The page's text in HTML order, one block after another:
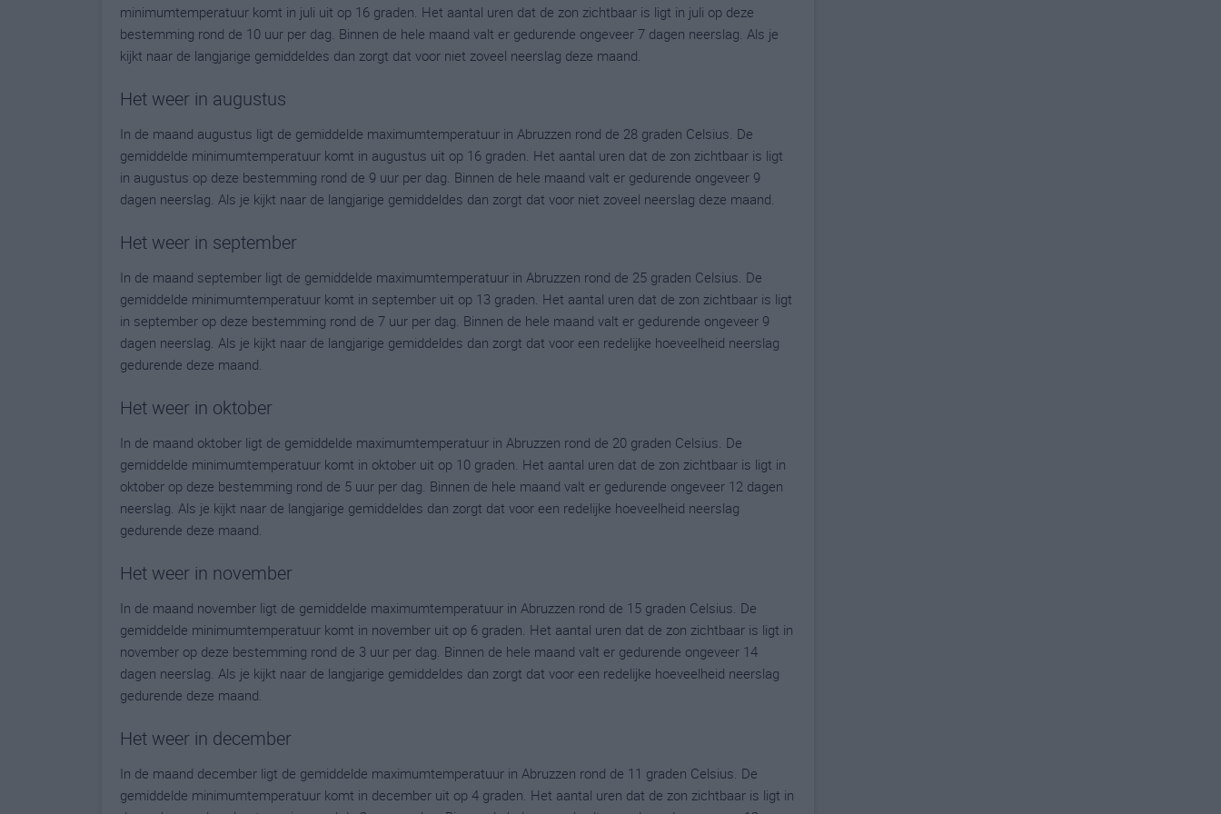
minimumtemperatuur komt in juli uit op 16 graden. Het aantal uren dat de zon zichtbaar is ligt in juli op deze
bestemming rond de 10 uur per dag. Binnen de hele maand valt er gedurende ongeveer 7 dagen neerslag. Als je
kijkt naar de langjarige gemiddeldes dan zorgt dat voor niet zoveel neerslag deze maand.
Het weer in augustus
In de maand augustus ligt de gemiddelde maximumtemperatuur in Abruzzen rond de 28 graden Celsius. De
gemiddelde minimumtemperatuur komt in augustus uit op 16 graden. Het aantal uren dat de zon zichtbaar is ligt
in augustus op deze bestemming rond de 9 uur per dag. Binnen de hele maand valt er gedurende ongeveer 9
dagen neerslag. Als je kijkt naar de langjarige gemiddeldes dan zorgt dat voor niet zoveel neerslag deze maand.
Het weer in september
In de maand september ligt de gemiddelde maximumtemperatuur in Abruzzen rond de 25 graden Celsius. De
gemiddelde minimumtemperatuur komt in september uit op 13 graden. Het aantal uren dat de zon zichtbaar is ligt
in september op deze bestemming rond de 7 uur per dag. Binnen de hele maand valt er gedurende ongeveer 9
dagen neerslag. Als je kijkt naar de langjarige gemiddeldes dan zorgt dat voor een redelijke hoeveelheid neerslag
gedurende deze maand.
Het weer in oktober
In de maand oktober ligt de gemiddelde maximumtemperatuur in Abruzzen rond de 20 graden Celsius. De
gemiddelde minimumtemperatuur komt in oktober uit op 10 graden. Het aantal uren dat de zon zichtbaar is ligt in
oktober op deze bestemming rond de 5 uur per dag. Binnen de hele maand valt er gedurende ongeveer 12 dagen
neerslag. Als je kijkt naar de langjarige gemiddeldes dan zorgt dat voor een redelijke hoeveelheid neerslag
gedurende deze maand.
Het weer in november
In de maand november ligt de gemiddelde maximumtemperatuur in Abruzzen rond de 15 graden Celsius. De
gemiddelde minimumtemperatuur komt in november uit op 6 graden. Het aantal uren dat de zon zichtbaar is ligt in
november op deze bestemming rond de 3 uur per dag. Binnen de hele maand valt er gedurende ongeveer 14
dagen neerslag. Als je kijkt naar de langjarige gemiddeldes dan zorgt dat voor een redelijke hoeveelheid neerslag
gedurende deze maand.
Het weer in december
In de maand december ligt de gemiddelde maximumtemperatuur in Abruzzen rond de 11 graden Celsius. De
gemiddelde minimumtemperatuur komt in december uit op 4 graden. Het aantal uren dat de zon zichtbaar is ligt in